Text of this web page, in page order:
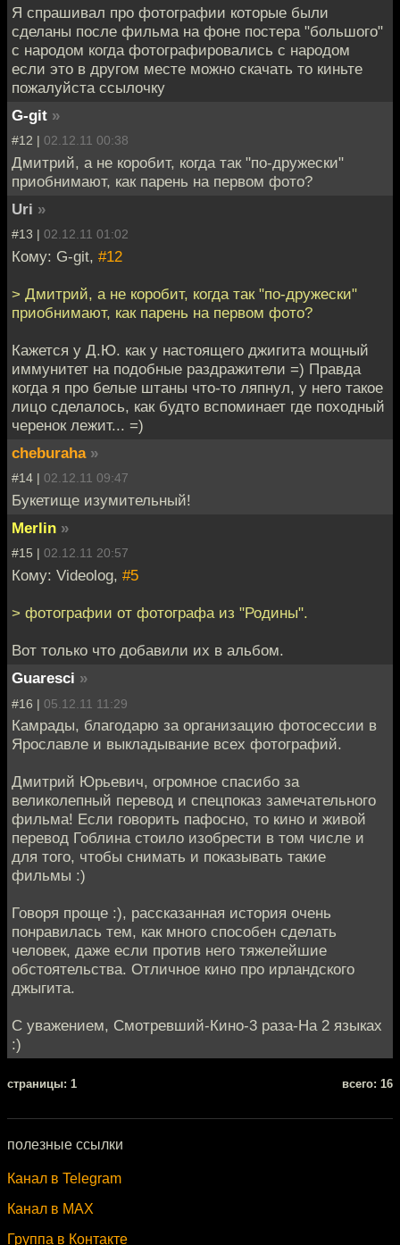
Я спрашивал про фотографии которые были
сделаны после фильма на фоне постера "большого"
с народом когда фотографировались с народом
если это в другом месте можно скачать то киньте
пожалуйста ссылочку
G-git »
#12 | 02.12.11 00:38
Дмитрий, а не коробит, когда так "по-дружески"
приобнимают, как парень на первом фото?
Uri »
#13 | 02.12.11 01:02
Кому: G-git, #12
> Дмитрий, а не коробит, когда так "по-дружески"
приобнимают, как парень на первом фото?
Кажется у Д.Ю. как у настоящего джигита мощный
иммунитет на подобные раздражители =) Правда
когда я про белые штаны что-то ляпнул, у него такое
лицо сделалось, как будто вспоминает где походный
черенок лежит... =)
cheburaha »
#14 | 02.12.11 09:47
Букетище изумительный!
Merlin »
#15 | 02.12.11 20:57
Кому: Videolog, #5
> фотографии от фотографа из "Родины".
Вот только что добавили их в альбом.
Guaresci »
#16 | 05.12.11 11:29
Камрады, благодарю за организацию фотосессии в
Ярославле и выкладывание всех фотографий.
Дмитрий Юрьевич, огромное спасибо за
великолепный перевод и спецпоказ замечательного
фильма! Если говорить пафосно, то кино и живой
перевод Гоблина стоило изобрести в том числе и
для того, чтобы снимать и показывать такие
фильмы :)
Говоря проще :), рассказанная история очень
понравилась тем, как много способен сделать
человек, даже если против него тяжелейшие
обстоятельства. Отличное кино про ирландского
джыгита.
С уважением, Смотревший-Кино-3 раза-На 2 языках
:)
cтраницы: 1 всего: 16
полезные ссылки
Канал в Telegram
Канал в MAX
Группа в Контакте